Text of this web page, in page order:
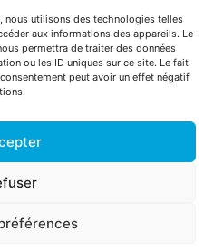
nous utilisons des technologies telles
aux informations des appareils. Le
permettra de traiter des données
ou les ID uniques sur ce site. Le fait
peut avoir un effet négatif
50 67
1, CH-1742 AUTIGNY